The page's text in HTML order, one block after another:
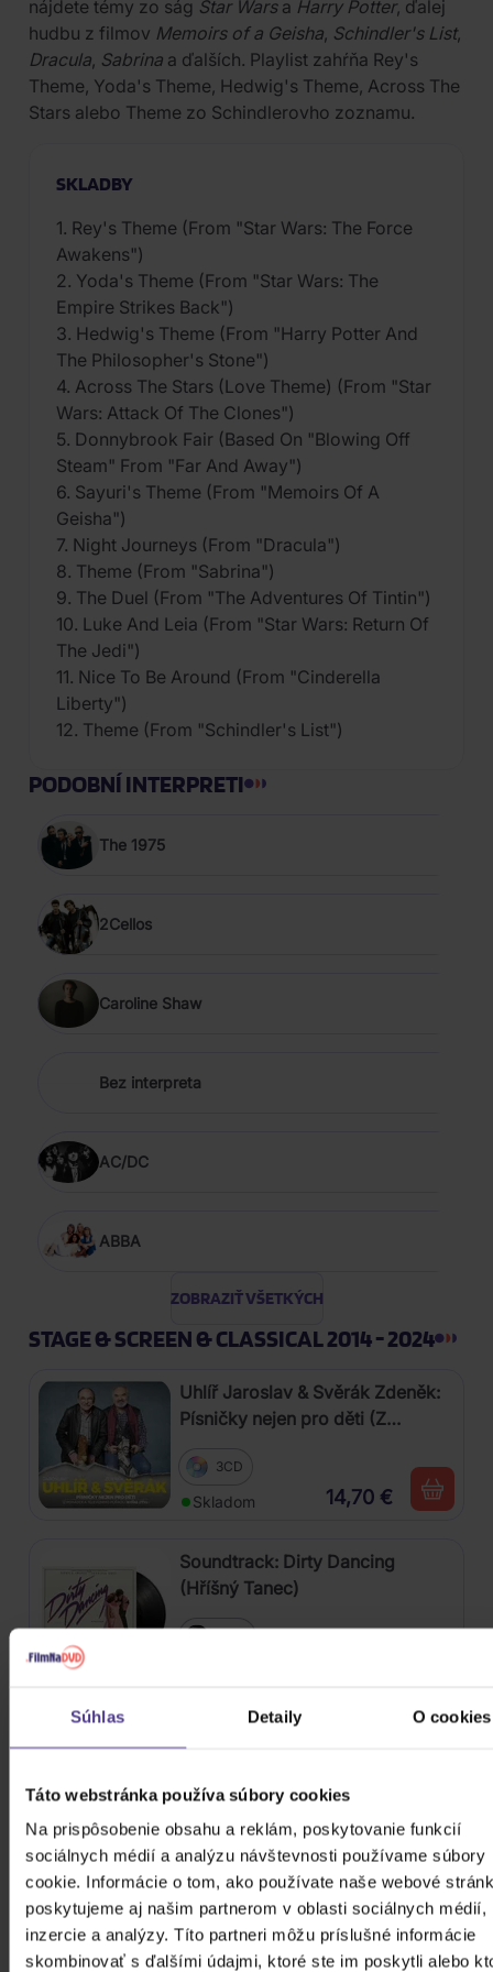
Súhlas Detaily O cookies
Táto webstránka používa súbory cookies
Na prispôsobenie obsahu a reklám, poskytovanie funkcií
sociálnych médií a analýzu návštevnosti používame súbory
cookie. Informácie o tom, ako používate naše webové
poskytujeme aj našim partnerom v oblasti sociálnych médií,
inzercie a analýzy. Títo partneri môžu príslušné informácie
skombinovať s ďalšími údajmi, ktoré ste im poskytli alebo
nájdete témy zo ság Star Warsa Harry Potter, ďalej
hudbu z filmov Memoirs of a Geisha, Schindler's List,
Dracula, Sabrina a ďalších. Playlist zahŕňa Rey's
Theme, Yoda's Theme, Hedwig's Theme, Across The
Stars alebo Theme zo Schindlerovho zoznamu.
SKLADBY
1. Rey's Theme (From "Star Wars: The Force
Awakens")
2. Yoda's Theme (From "Star Wars: The
Empire Strikes Back")
3. Hedwig's Theme (From "Harry Potter And
The Philosopher's Stone")
4. Across The Stars (Love Theme) (From "Star
Wars: Attack Of The Clones")
5. Donnybrook Fair (Based On "Blowing Off
Steam" From "Far And Away")
6. Sayuri's Theme (From "Memoirs Of A
Geisha")
7. Night Journeys (From "Dracula")
8. Theme (From "Sabrina")
9. The Duel (From "The Adventures Of Tintin")
10. Luke And Leia (From "Star Wars: Return Of
The Jedi")
11. Nice To Be Around (From "Cinderella
Liberty")
12. Theme (From "Schindler's List")
PODOBNÍ INTERPRETI
The 1975
2Cellos
Caroline Shaw
Bez interpreta
AC/DC
ABBA
ZOBRAZIŤ VŠETKÝCH
STAGE & SCREEN & CLASSICAL 2014 - 2024
Uhlíř Jaroslav & Svěrák Zdeněk:
Písničky nejen pro děti (Z
Hodina zpěvu)
3CD
Skladom 14,70 €
Soundtrack: Dirty Dancing
(Hříšný Tanec)
Soundtrack: Stranger Things:
Series, Season 4
2Vinyl
Skladom 24,50 €
Soundtrack: Williams John:
Home Alone (Coloured Red And
Gold Vinyl, Re-Issue)